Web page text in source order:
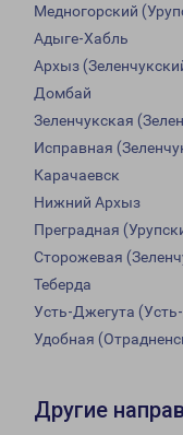
Медногорский
Адыге-Хабль
Архыз
Домбай
Зеленчукская
Исправная
Карачаевск
Нижний Архыз
Преградная
Сторожевая
Теберда
Усть-Джегута
Удобная
Другие